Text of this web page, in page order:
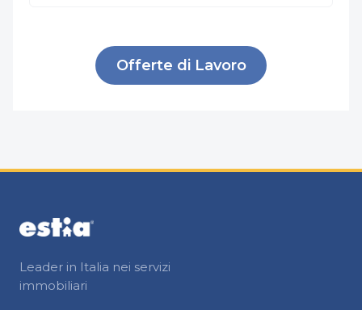
Offerte di Lavoro
Leader in Italia nei servizi
immobiliari